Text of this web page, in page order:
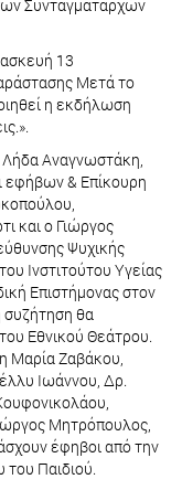
Συνταγματαρχών
13
Μετά το
η εκδήλωση
Αναγνωστάκη,
εφήβων & Επίκουρη
και ο Γιώργος
Ψυχικής
Ινστιτούτου Υγείας
Επιστήμονας στον
θα
Εθνικού Θεάτρου.
Μαρία Ζαβάκου,
Ιωάννου, Δρ.
Μητρόπουλος,
έφηβοι από την
Παιδιού.